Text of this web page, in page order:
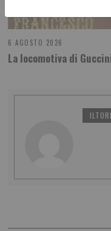
6 AGOSTO 2026
La locomotiva di